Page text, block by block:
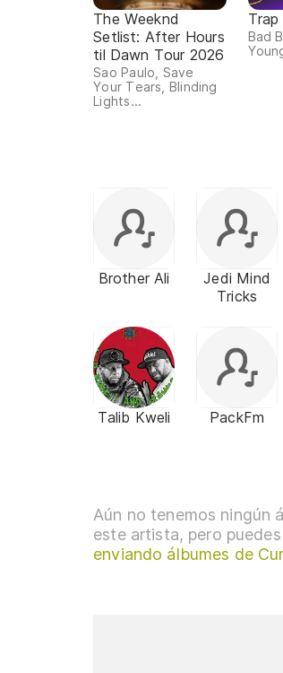
The Weeknd
Setlist: After Hours
til Dawn Tour 2026
Sao Paulo, Save
Your Tears, Blinding
Lights...
Trap
Bad
Brother Ali
Jedi Mind
Tricks
Talib Kweli PackFm
Aún no tenemos ningún
este artista, pero puedes
enviando álbumes de